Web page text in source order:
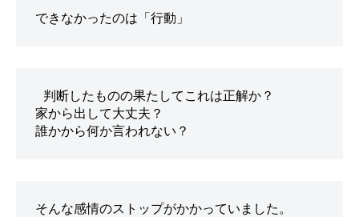
できなかったのは「行動」
判断したものの果たしてこれは正解か？
家から出して大丈夫？
誰かから何か言われない？
そんな感情のストップがかかっていました。